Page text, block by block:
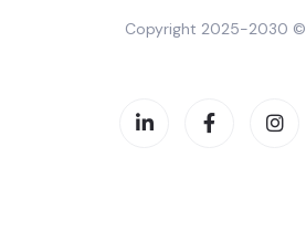
Copyright 2025-2030 ©